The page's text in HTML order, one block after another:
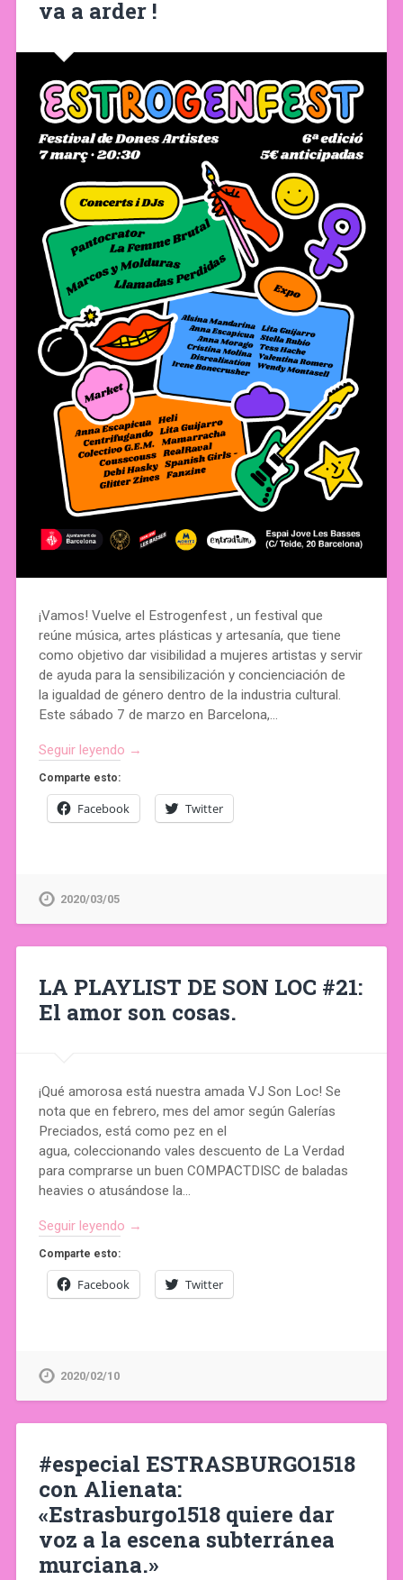
va a arder !
¡Vamos! Vuelve el Estrogenfest , un festival que
reúne música, artes plásticas y artesanía, que tiene
como objetivo dar visibilidad a mujeres artistas y servir
de ayuda para la sensibilización y concienciación de
la igualdad de género dentro de la industria cultural.
Este sábado 7 de marzo en Barcelona,…
Seguir leyendo →
Comparte esto:
Facebook Twitter
2020/03/05
LA PLAYLIST DE SON LOC #21:
El amor son cosas.
¡Qué amorosa está nuestra amada VJ Son Loc! Se
nota que en febrero, mes del amor según Galerías
Preciados, está como pez en el
agua, coleccionando vales descuento de La Verdad
para comprarse un buen COMPACTDISC de baladas
heavies o atusándose la…
Seguir leyendo →
Comparte esto:
Facebook Twitter
2020/02/10
#especial ESTRASBURGO1518
con Alienata:
«Estrasburgo1518 quiere dar
voz a la escena subterránea
murciana.»